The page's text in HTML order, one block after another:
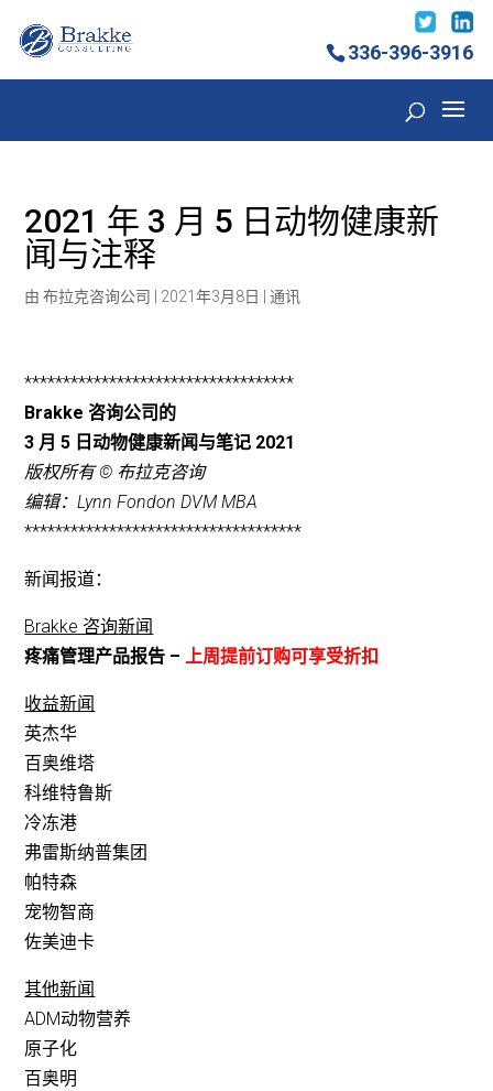
336-396-3916
2021 年 3 月 5 日动物健康新
闻与注释
由布拉克咨询公司 2021年3月8日 |通讯
***********************************
Brakke 咨询公司的
3 月 5 日动物健康新闻与笔记 2021
版权所有 © 布拉克咨询
编辑：Lynn Fondon DVM MBA
************************************
新闻报道：
Brakke 咨询新闻
疼痛管理产品报告 – 上周提前订购可享受折扣
收益新闻
英杰华
百奥维塔
科维特鲁斯
冷冻港
弗雷斯纳普集团
帕特森
宠物智商
佐美迪卡
其他新闻
ADM动物营养
原子化
百奥明